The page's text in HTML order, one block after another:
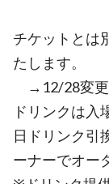
チケットとは
たします。
→12/28変更
ドリンクは入
日ドリンク引
ーナーでオー